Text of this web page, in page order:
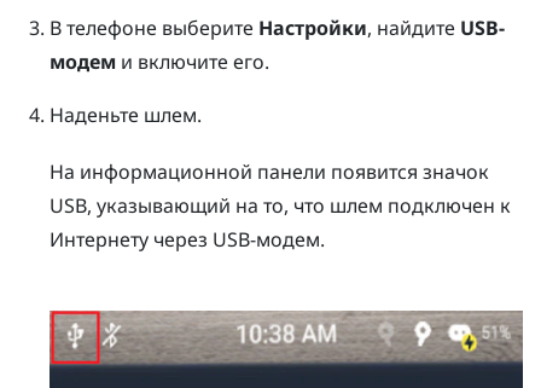
В телефоне выберите Настройки, найдите USB-
модеми включите его.
Наденьте шлем.
На информационной панели появится значок
USB, указывающий на то, что шлем подключен к
Интернету через USB-модем.